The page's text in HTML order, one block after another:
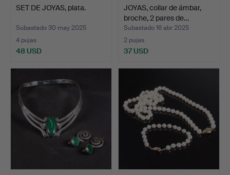
SET DE JOYAS, plata.
Subastado 30 may 2025
4 pujas
48 USD
JOYAS, collar de ámbar,
broche, 2 pares de…
Subastado 16 abr 2025
2 pujas
37 USD